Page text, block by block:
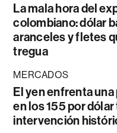
La mala hora del
colombiano: dólar
aranceles y fletes
tregua
MERCADOS
El yen enfrenta
en los 155 por dólar
intervención